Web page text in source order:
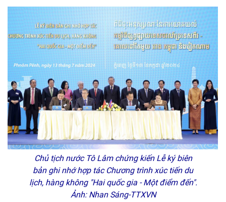
Chủ tịch nước Tô Lâm chứng kiến Lễ ký biên
bản ghi nhớ hợp tác Chương trình xúc tiến du
lịch, hàng không "Hai quốc gia - Một điểm đến".
Ảnh: Nhan Sáng-TTXVN